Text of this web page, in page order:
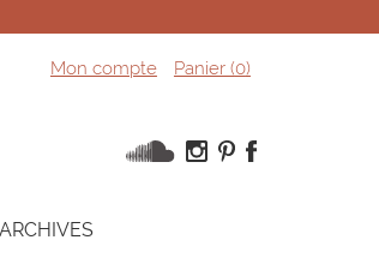
Mon compte Panier (0)
ARCHIVES